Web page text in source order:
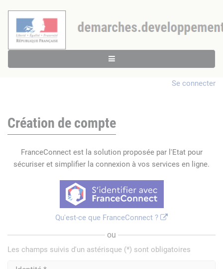
Se connecter
Création de compte
FranceConnect est la solution proposée par l'Etat pour
sécuriser et simplifier la connexion à vos services en ligne.
Qu'est-ce que FranceConnect ?
ou
Les champs suivis d'un astérisque (*) sont obligatoires